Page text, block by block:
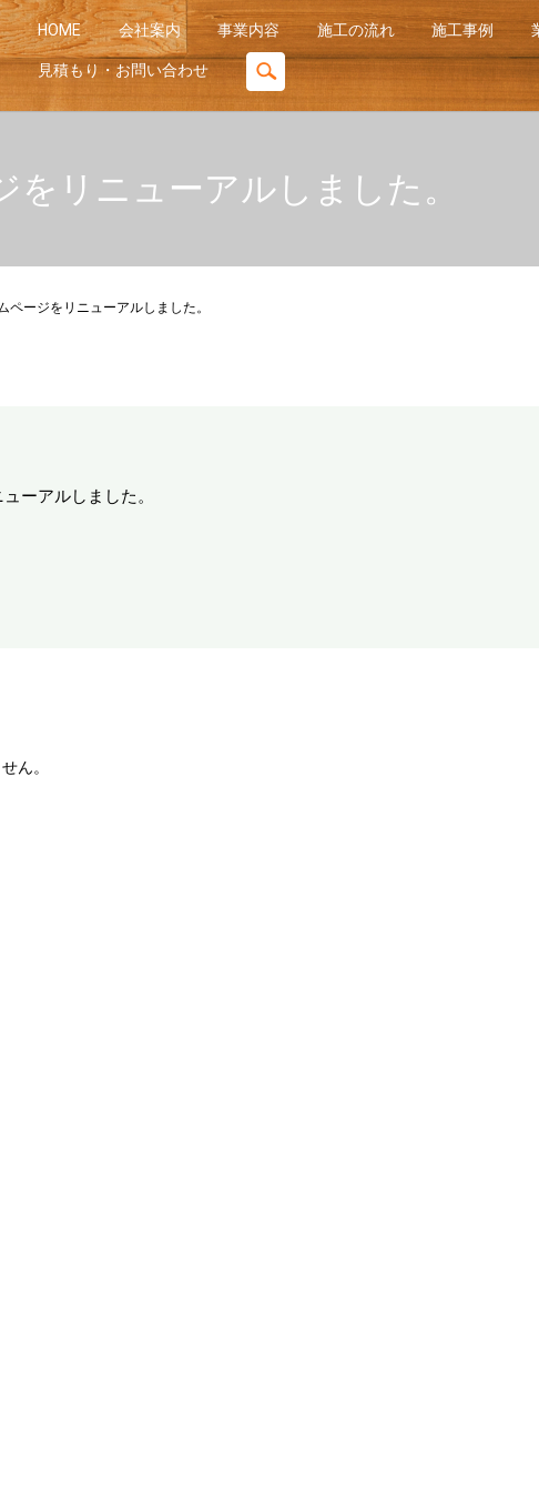
HOME 会社案内 事業内容 施工の流れ 施工事例
見積もり・お問い合わせ search
をリニューアルしました。
ページをリニューアルしました。
ーアルしました。
ん。